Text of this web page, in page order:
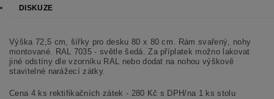
DISKUZE
Výška 72,5 cm, šířky pro desku 80 x 80 cm. Rám svařený, nohy
montované. RAL 7035 - světle šedá. Za příplatek možno lakovat
jiné odstíny dle vzorníku RAL nebo dodat na nohou výškově
stavitelné narážecí zátky.
Cena 4 ks rektifikačních zátek - 280 Kč s DPH/na 1 ks stolu